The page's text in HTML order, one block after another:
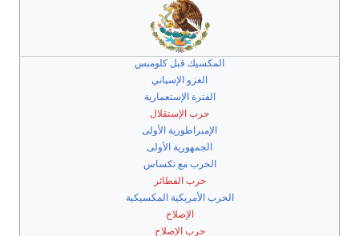
المكسيك قبل كلومبس
الغزو الإسپاني
الفترة الإستعمارية
حرب الإستقلال
الإمبراطورية الأولى
الجمهورية الأولى
الحرب مع تكساس
حرب الفطائر
الحرب الأمريكية المكسيكية
الإصلاح
حرب الإصلاح